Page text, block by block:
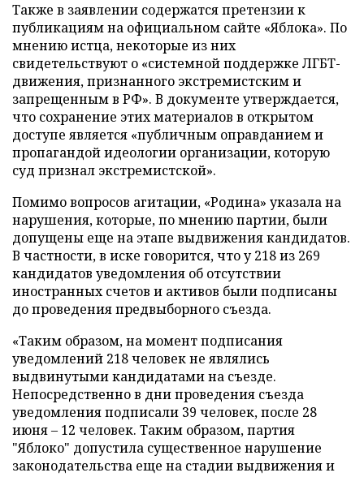
Также в заявлении содержатся претензии к
публикациям на официальном сайте «Яблока». По
мнению истца, некоторые из них
свидетельствуют о «системной поддержке ЛГБТ-
движения, признанного экстремистским и
запрещенным в РФ». В документе утверждается,
что сохранение этих материалов в открытом
доступе является «публичным оправданием и
пропагандой идеологии организации, которую
суд признал экстремистской».
Помимо вопросов агитации, «Родина» указала на
нарушения, которые, по мнению партии, были
допущены еще на этапе выдвижения кандидатов.
В частности, в иске говорится, что у 218 из 269
кандидатов уведомления об отсутствии
иностранных счетов и активов были подписаны
до проведения предвыборного съезда.
«Таким образом, на момент подписания
уведомлений 218 человек не являлись
выдвинутыми кандидатами на съезде.
Непосредственно в дни проведения съезда
уведомления подписали 39 человек, после 28
июня – 12 человек. Таким образом, партия
"Яблоко" допустила существенное нарушение
законодательства еще на стадии выдвижения и